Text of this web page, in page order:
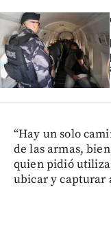
“Hay un solo
de las armas,
quien pidió
ubicar y capturar